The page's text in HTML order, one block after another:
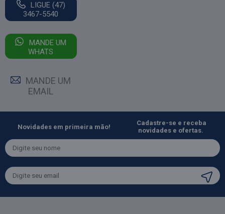
LIGUE (47)
3467-5540
MANDE UM
WHATS
MANDE UM
EMAIL
Novidades em primeira mão!
Cadastre-se e receba
novidades e ofertas.